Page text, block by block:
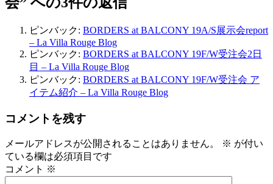
ピンバック: BORDERS at BALCONY 19A/S展示会report
– La Villa Rouge Blog
ピンバック: BORDERS at BALCONY 19F/W受注会2日
目 – La Villa Rouge Blog
ピンバック: BORDERS at BALCONY 19F/W受注会 ア
イテム紹介 – La Villa Rouge Blog
コメントを残す
メールアドレスが公開されることはありません。 ※ が付い
ている欄は必須項目です
コメント ※